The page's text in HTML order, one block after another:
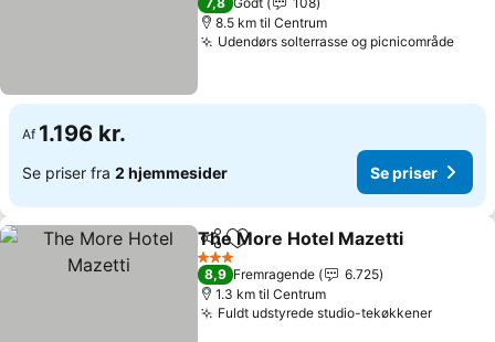
8.5 km til Centrum
Udendørs solterrasse og picnicområdeSe
Af 1.196 kr.
Se priser fra 2 hjemmesider Se priser
Del Føj til favoritter
The More Hotel Mazetti
3 Stjerner
8,9 Fremragende
6.725
1.3 km til Centrum
Fuldt udstyrede studio-tekøkkenerSe